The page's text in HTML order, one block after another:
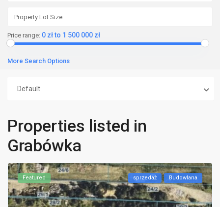
Price range: 0 zł to 1 500 000 zł
More Search Options
Default
Properties listed in
Grabówka
Featured sprzedaż Budowlana